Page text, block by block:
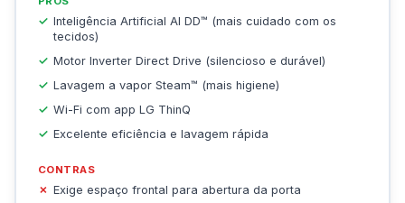
Inteligência Artificial AI DD™ (mais cuidado com os
tecidos)
Motor Inverter Direct Drive (silencioso e durável)
Lavagem a vapor Steam™ (mais higiene)
Wi-Fi com app LG ThinQ
Excelente eficiência e lavagem rápida
CONTRAS
Exige espaço frontal para abertura da porta